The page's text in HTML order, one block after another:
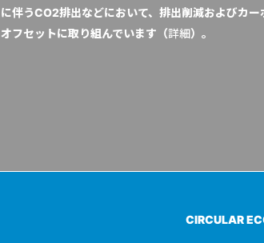
に伴うCO2排出などにおいて、排出削減およびカー
オフセットに取り組んでいます（詳細）。
CIRCULAR